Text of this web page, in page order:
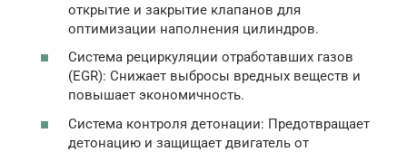
открытие и закрытие клапанов для
оптимизации наполнения цилиндров.
Система рециркуляции отработавших газов
(EGR): Снижает выбросы вредных веществ и
повышает экономичность.
Система контроля детонации: Предотвращает
детонацию и защищает двигатель от